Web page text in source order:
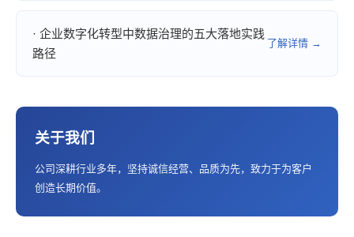
· 企业数字化转型中数据治理的五大落地实践
路径
了解详情 →
关于我们
公司深耕行业多年，坚持诚信经营、品质为先，致力于为客户
创造长期价值。